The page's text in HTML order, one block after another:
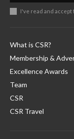
I've read and accept
What is CSR?
Membership &
Excellence Awards
Team
CSR
CSR Travel